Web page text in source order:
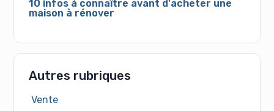
10 infos à connaître avant d'acheter une
maison à rénover
Autres rubriques
Vente